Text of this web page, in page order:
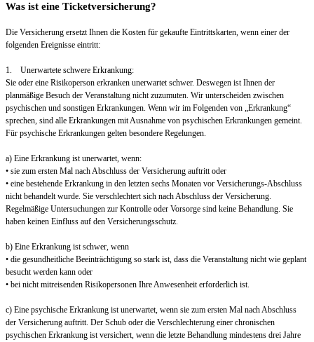
Was ist eine Ticketversicherung?
Die Versicherung ersetzt Ihnen die Kosten für gekaufte Eintrittskarten, wenn einer der
folgenden Ereignisse eintritt:
1. Unerwartete schwere Erkrankung:
Sie oder eine Risikoperson erkranken unerwartet schwer. Deswegen ist Ihnen der
planmäßige Besuch der Veranstaltung nicht zuzumuten. Wir unterscheiden zwischen
psychischen und sonstigen Erkrankungen. Wenn wir im Folgenden von „Erkrankung“
sprechen, sind alle Erkrankungen mit Ausnahme von psychischen Erkrankungen gemeint.
Für psychische Erkrankungen gelten besondere Regelungen.
a) Eine Erkrankung ist unerwartet, wenn:
• sie zum ersten Mal nach Abschluss der Versicherung auftritt oder
• eine bestehende Erkrankung in den letzten sechs Monaten vor Versicherungs-Abschluss
nicht behandelt wurde. Sie verschlechtert sich nach Abschluss der Versicherung.
Regelmäßige Untersuchungen zur Kontrolle oder Vorsorge sind keine Behandlung. Sie
haben keinen Einfluss auf den Versicherungsschutz.
b) Eine Erkrankung ist schwer, wenn
• die gesundheitliche Beeinträchtigung so stark ist, dass die Veranstaltung nicht wie geplant
besucht werden kann oder
• bei nicht mitreisenden Risikopersonen Ihre Anwesenheit erforderlich ist.
c) Eine psychische Erkrankung ist unerwartet, wenn sie zum ersten Mal nach Abschluss
der Versicherung auftritt. Der Schub oder die Verschlechterung einer chronischen
psychischen Erkrankung ist versichert, wenn die letzte Behandlung mindestens drei Jahre